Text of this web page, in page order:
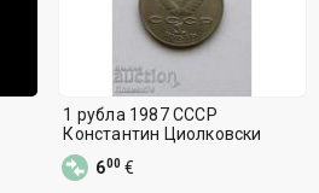
1 рубла 1987 СССР
Константин Циолковски
600 €